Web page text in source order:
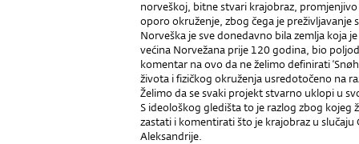
norveškoj, bitne stvari krajobraz,
oporo okruženje, zbog čega je preživljavanje
Norveška je sve donedavno bila zemlja koja
većina Norvežana prije 120 go­dina, bio
komentar na ovo da ne želimo definirati
života i fizičkog okruženja usredotočeno na
Želimo da se svaki projekt stvarno uklopi u
S ideološkog gledišta to je razlog zbog kojeg
zastati i komentirati što je krajobraz u slučaju
Aleksandrije.